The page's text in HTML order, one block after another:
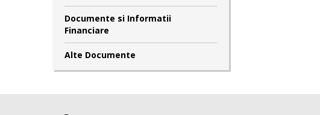
Documente si Informatii
Financiare
Alte Documente